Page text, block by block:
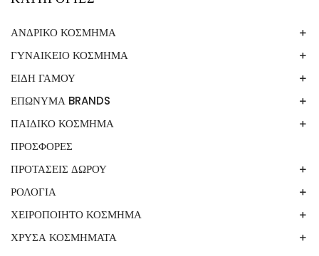
ΑΝΔΡΙΚΟ ΚΟΣΜΗΜΑ
ΒΡΑΧΙΟΛΙ
ΚΟΛΙΕ
ΓΥΝΑΙΚΕΙΟ ΚΟΣΜΗΜΑ
ΑΣΗΜΙ 925
ΒΡΑΧΙΟΛΙΑ
ΔΑΧΤΥΛΙΔΙΑ
ΚΟΛΙΕ
ΣΚΟΥΛΑΡΙΚΙΑ
ΕΙΔΗ ΓΑΜΟΥ
ΕΙΚΟΝΕΣ
ΣΤΕΦΑΝΟΘΗΚΕΣ
ΕΠΩΝΥΜΑ BRANDS
LOISIR
ΒΡΑΧΙΟΛΙΑ
ΔΑΧΤΥΛΙΔΙΑ
ΚΟΛΙΕ
ΡΟΛΟΓΙΑ
ΣΚΟΥΛΑΡΙΚΙΑ
LUCA BARRA
ΑΝΔΡΙΚΟ ΚΟΣΜΗΜΑ LUCA BARRA3
ΒΡΑΧΙΟΛΙΑ
ΚΟΛΙΕ
ΡΟΛΟΓΙΑ
ΓΥΝΑΙΚΕΙΟ ΚΟΣΜΗΜΑ LUCA BARRA
ΒΡΑΧΙΟΛΙΑ
ΚΟΛΙΕ
OXETTE
ΒΡΑΧΙΟΛΙΑ
ΔΑΧΤΥΛΙΔΙΑ
ΚΟΛΙΕ
ΠΑΙΔΙΚΟ ΚΟΣΜΗΜΑ
ΒΡΑΧΙΟΛΙΑ
ΠΑΡΑΜΑΝΕΣ
ΠΡΟΣΦΟΡΕΣ
ΠΡΟΤΑΣΕΙΣ ΔΩΡΟΥ
ΓΟΥΡΙΑ
ΕΙΚΟΝΕΣ
ΚΟΡΝΙΖΕΣ
ΡΟΛΟΓΙΑ
UNISEX
ΑΝΔΡΙΚΑ ΡΟΛΟΓΙΑ
ΧΕΙΡΟΠΟΙΗΤΟ ΚΟΣΜΗΜΑ
ΔΑΧΤΥΛΙΔΙΑ
ΧΡΥΣΑ ΚΟΣΜΗΜΑΤΑ